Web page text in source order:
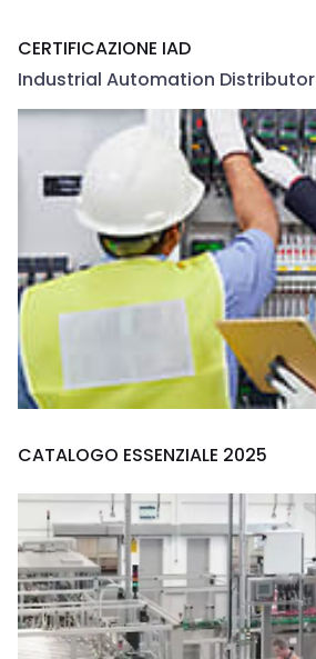
CERTIFICAZIONE IAD
Industrial Automation Distributor
CATALOGO ESSENZIALE 2025